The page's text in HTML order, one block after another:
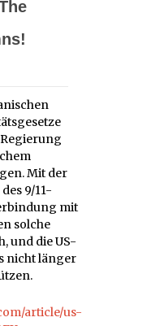
Mit der
9/11-
mit
solche
und die US-
nicht länger
article/us-